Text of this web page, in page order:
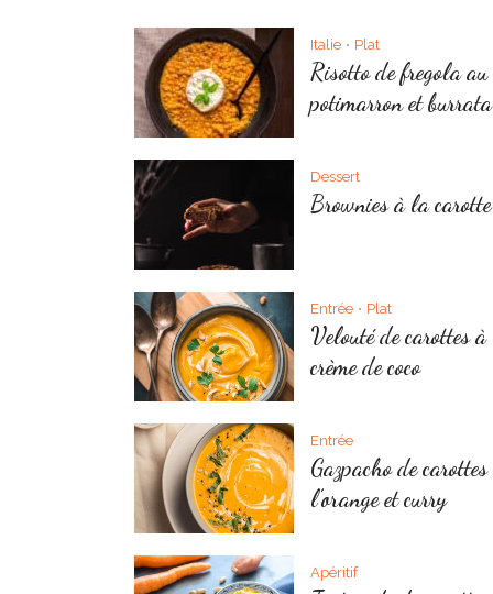
Italie • Plat
Risotto de fregola au
potimarron et burrata
Dessert
Brownies à la carotte
Entrée • Plat
Velouté de carottes
crème de coco
Entrée
Gazpacho de
l’orange et curry
Apéritif